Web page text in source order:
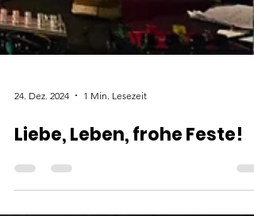
24. Dez. 2024 1 Min. Lesezeit
Liebe, Leben, frohe Feste!